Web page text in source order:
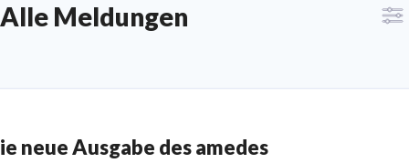
Alle Meldungen
neue Ausgabe des amedes